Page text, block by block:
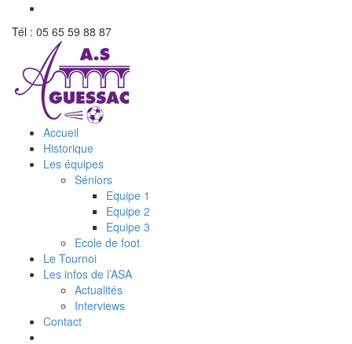
Tél : 05 65 59 88 87
Accueil
Historique
Les équipes
Séniors
Equipe 1
Equipe 2
Equipe 3
Ecole de foot
Le Tournoi
Les infos de l’ASA
Actualités
Interviews
Contact